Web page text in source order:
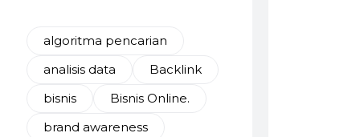
algoritma pencarian
analisis data
Backlink
bisnis
Bisnis Online.
brand awareness